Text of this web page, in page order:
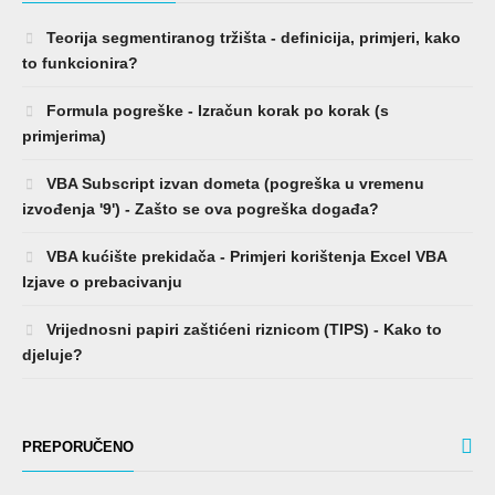
Teorija segmentiranog tržišta - definicija, primjeri, kako
to funkcionira?
Formula pogreške - Izračun korak po korak (s
primjerima)
VBA Subscript izvan dometa (pogreška u vremenu
izvođenja '9') - Zašto se ova pogreška događa?
VBA kućište prekidača - Primjeri korištenja Excel VBA
Izjave o prebacivanju
Vrijednosni papiri zaštićeni riznicom (TIPS) - Kako to
djeluje?
PREPORUČENO